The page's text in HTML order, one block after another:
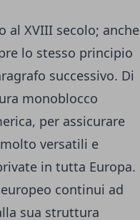
al XVIII secolo; anche
lo stesso principio
successivo. Di
monoblocco
per assicurare
versatili e
in tutta Europa.
continui ad
sua struttura